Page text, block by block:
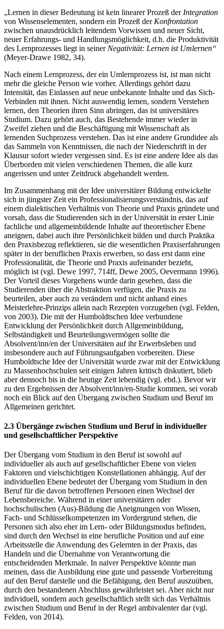
„Lernen in dieser Bedeutung ist kein linearer Prozeß der Integration
von Wissenselementen, sondern ein Prozeß der Konfrontation
zwischen unausdrücklich leitendem Vorwissen und neuer Sicht,
neuer Erfahrungs- und Handlungsmöglichkeit, d.h. die Produktivität
des Lernprozesses liegt in seiner Negativität: Lernen ist Umlernen“
(Meyer-Drawe 1982, 34).
Nach einem Lernprozess, der ein Umlernprozess ist, ist man nicht
mehr die gleiche Person wie vorher. Allerdings gehört dazu
Intensität, das Einlassen auf neue unbekannte Inhalte und das Sich-
Verbinden mit ihnen. Nicht auswendig lernen, sondern Verstehen
lernen, den Theorien ihren Sinn abringen, das ist universitäres
Studium. Dazu gehört auch, das Bestehende immer wieder in
Zweifel ziehen und die Beschäftigung mit Wissenschaft als
lernenden Suchprozess verstehen. Das ist eine andere Grundidee als
das Sammeln von Kenntnissen, die nach der Niederschrift in der
Klausur sofort wieder vergessen sind. Es ist eine andere Idee als das
Überborden mit vielen verschiedenen Themen, die alle kurz
angerissen und unter Zeitdruck abgehandelt werden.
Im Zusammenhang mit der Idee universitärer Bildung entwickelte
sich in jüngster Zeit ein Professionalisierungsverständnis, das auf
einem dialektischen Verhältnis von Theorie und Praxis gründete und
vorsah, dass die Studierenden sich in der Universität in erster Linie
fachliche und allgemeinbildende Inhalte auf theoretischer Ebene
aneignen, dabei auch ihre Persönlichkeit bilden und durch Praktika
den Praxisbezug reflektieren, sie die wesentlichen Praxiserfahrungen
später in der beruflichen Praxis erwerben, so dass erst dann eine
Professionalität, die Theorie und Praxis aufeinander bezieht,
möglich ist (vgl. Dewe 1997, 714ff, Dewe 2005, Oevermann 1996).
Der Vorteil dieses Vorgehens wurde darin gesehen, dass die
Studierenden über die Abstraktion verfügen, die Praxis zu
beurteilen, aber auch zu verändern und nicht anhand eines
Meisterlehre-Prinzips allein nach Rezepten vorzugehen (vgl. Felden,
von 2003). Die mit der Humboldtschen Idee verbundene
Entwicklung der Persönlichkeit durch Allgemeinbildung,
Selbständigkeit und Beurteilungsvermögen sollte die
Absolvent/inn/en der Universitäten auf ihr Erwerbsleben und
insbesondere auch auf Führungsaufgaben vorbereiten. Diese
Humboldtsche Idee der Universität wurde zwar mit der Entwicklung
zu Massenhochschulen seit einigen Jahren kritisch diskutiert, blieb
aber dennoch bis in die heutige Zeit lebendig (vgl. ebd.). Bevor wir
zu den Ergebnissen der Absolvent/inn/en-Studie kommen, sei vorab
noch ein Blick auf den Übergang zwischen Studium und Beruf im
Allgemeinen gerichtet.
2.3 Übergänge zwischen Studium und Beruf in individueller
und gesellschaftlicher Perspektive
Der Übergang vom Studium in den Beruf ist sowohl auf
individueller als auch auf gesellschaftlicher Ebene von vielen
Faktoren und vielschichtigen Konstellationen abhängig. Auf der
individuellen Ebene bedeutet der Übergang vom Studium in den
Beruf für die davon betroffenen Personen einen Wechsel der
Lebensbereiche. Während in einer universitären oder
hochschulischen (Aus)-Bildung die Aneignungen von Wissen,
Fach- und Schlüsselkompetenzen im Vordergrund stehen, die
Personen sich also eher im Lern- oder Bildungsmodus befinden,
sind durch den Wechsel in eine berufliche Position und auf eine
Arbeitsstelle die Anwendung des Gelernten in der Praxis, das
Handeln und die Übernahme von Verantwortung die
entscheidenden Merkmale. In naiver Perspektive könnte man
meinen, dass die Ausbildung eine gute und passende Vorbereitung
auf den Beruf darstelle und die Befähigung, den Beruf auszuüben,
durch den bestandenen Abschluss gewährleistet sei. Aber nicht nur
individuell, sondern auch gesellschaftlich stellt sich das Verhältnis
zwischen Studium und Beruf in der Regel ambivalenter dar (vgl.
Felden, von 2014).